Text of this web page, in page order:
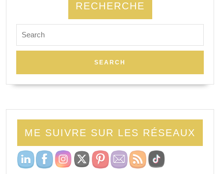
RECHERCHE
ME SUIVRE SUR LES RÉSEAUX